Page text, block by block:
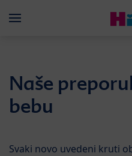
Menü
Naše
bebu
Svaki novo uvedeni kruti